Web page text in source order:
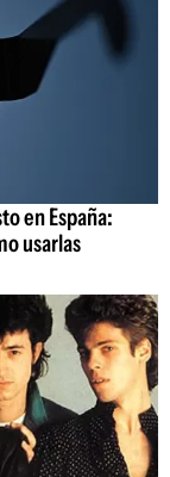
en España:
usarlas